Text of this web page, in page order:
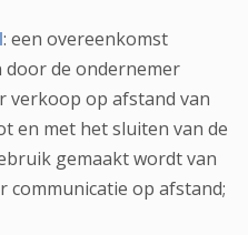
: een overeenkomst
door de ondernemer
verkoop op afstand van
en met het sluiten van de
gemaakt wordt van
communicatie op afstand;